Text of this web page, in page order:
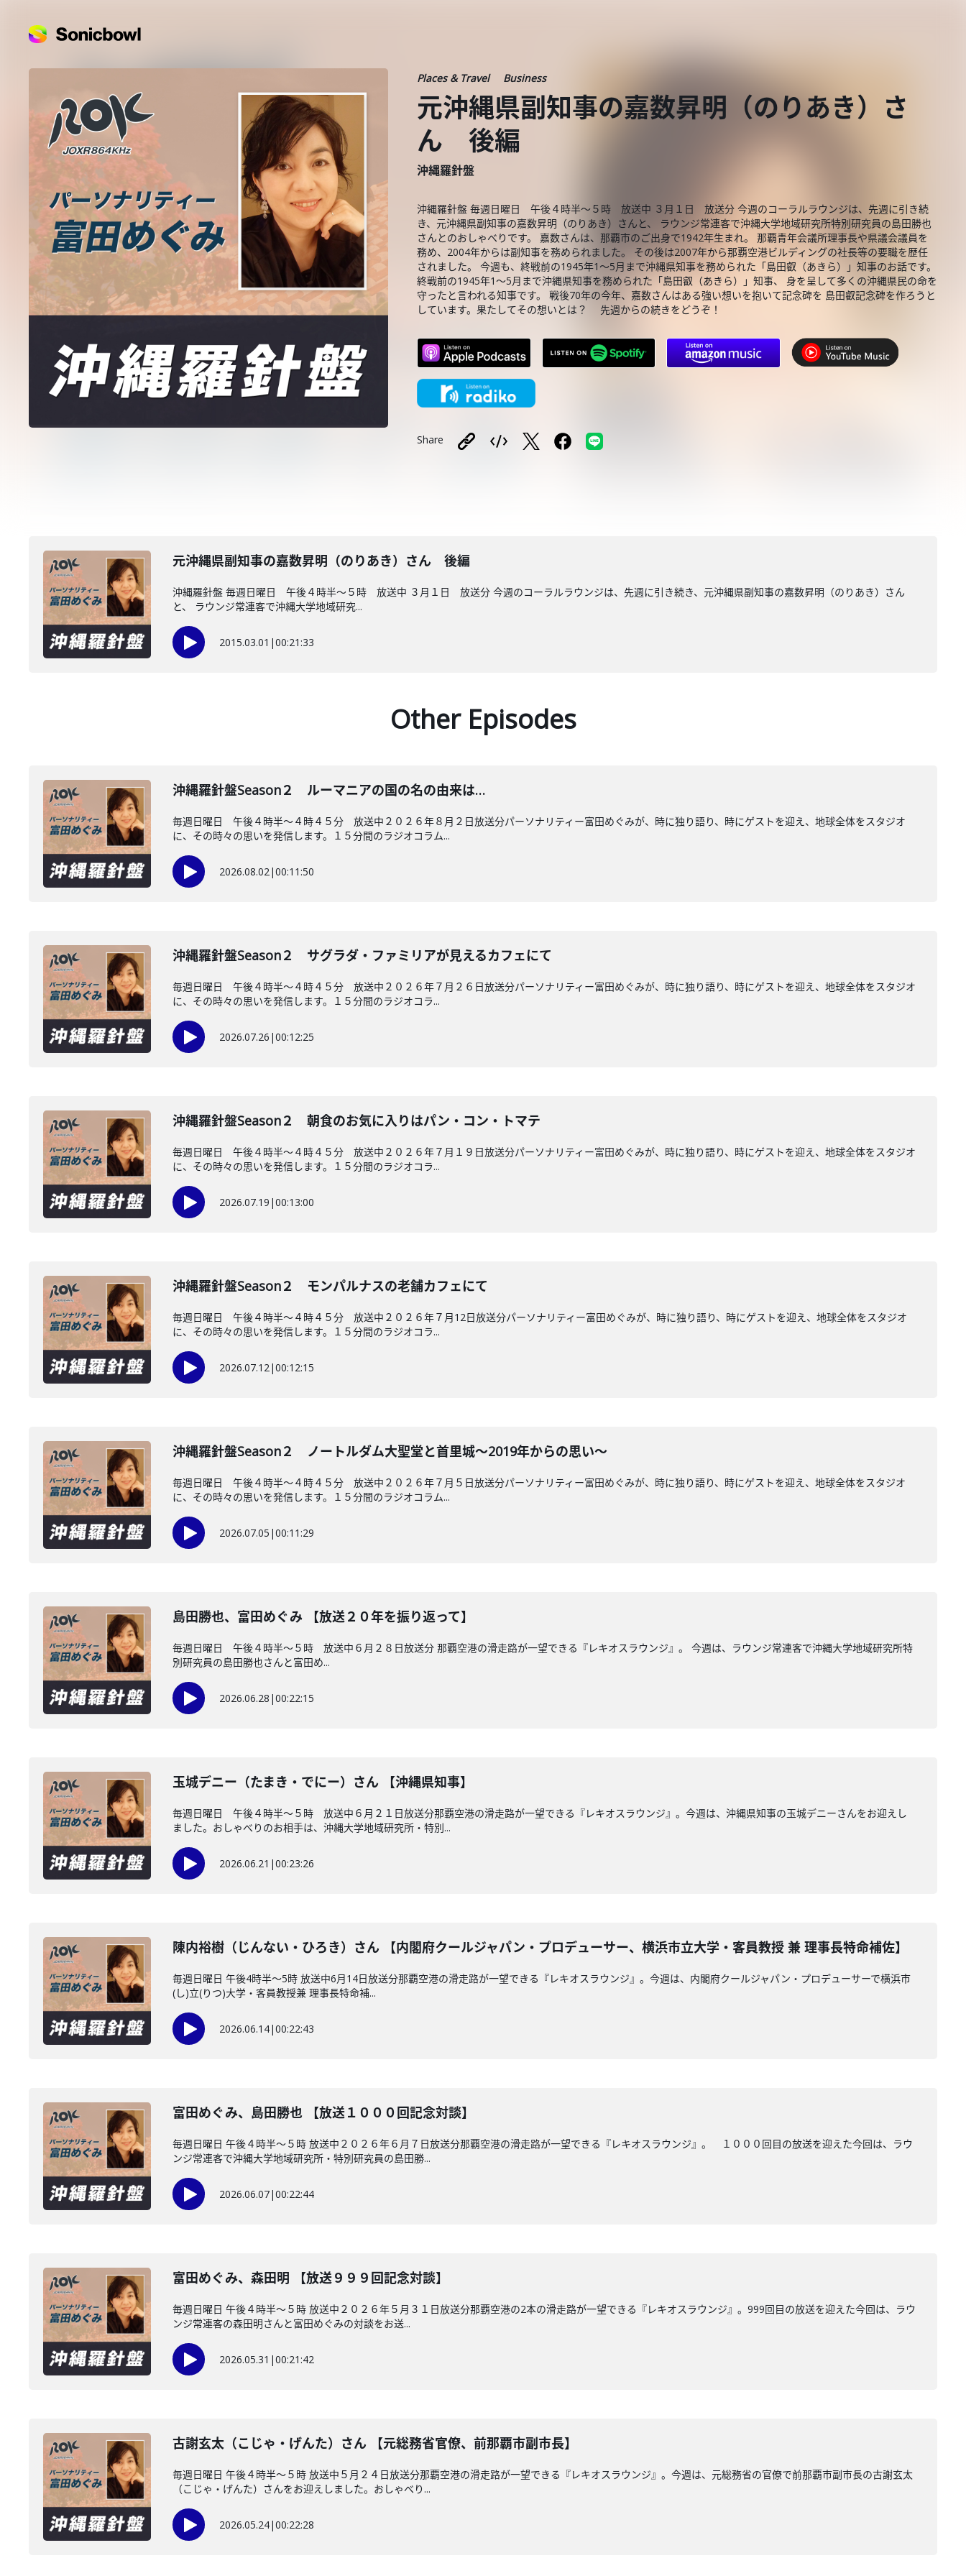
Places & Travel Business
元沖縄県副知事の嘉数昇明（のりあき）さ
ん 後編
沖縄羅針盤
沖縄羅針盤 毎週日曜日 午後４時半～５時 放送中 ３月１日 放送分 今週のコーラルラウンジは、先週に引き続
き、元沖縄県副知事の嘉数昇明（のりあき）さんと、 ラウンジ常連客で沖縄大学地域研究所特別研究員の島田勝也
さんとのおしゃべりです。 嘉数さんは、那覇市のご出身で1942年生まれ。 那覇青年会議所理事長や県議会議員を
務め、2004年からは副知事を務められました。 その後は2007年から那覇空港ビルディングの社長等の要職を歴任
されました。 今週も、終戦前の1945年1～5月まで沖縄県知事を務められた「島田叡（あきら）」知事のお話です。
終戦前の1945年1～5月まで沖縄県知事を務められた「島田叡（あきら）」知事、 身を呈して多くの沖縄県民の命を
守ったと言われる知事です。 戦後70年の今年、嘉数さんはある強い想いを抱いて記念碑を 島田叡記念碑を作ろうと
しています。果たしてその想いとは？ 先週からの続きをどうぞ！
Share
元沖縄県副知事の嘉数昇明（のりあき）さん 後編
沖縄羅針盤 毎週日曜日 午後４時半～５時 放送中 ３月１日 放送分 今週のコーラルラウンジは、先週に引き続き、元沖縄県副知事の嘉数昇明（のりあき）さん
と、 ラウンジ常連客で沖縄大学地域研究...
2015.03.01 |00:21:33
Other Episodes
沖縄羅針盤Season２ ルーマニアの国の名の由来は…
毎週日曜日 午後４時半～４時４５分 放送中２０２６年８月２日放送分パーソナリティー富田めぐみが、時に独り語り、時にゲストを迎え、地球全体をスタジオ
に、その時々の思いを発信します。１５分間のラジオコラム...
2026.08.02|00:11:50
沖縄羅針盤Season２ サグラダ・ファミリアが見えるカフェにて
毎週日曜日 午後４時半～４時４５分 放送中２０２６年７月２６日放送分パーソナリティー富田めぐみが、時に独り語り、時にゲストを迎え、地球全体をスタジオ
に、その時々の思いを発信します。１５分間のラジオコラ...
2026.07.26 |00:12:25
沖縄羅針盤Season２ 朝食のお気に入りはパン・コン・トマテ
毎週日曜日 午後４時半～４時４５分 放送中２０２６年７月１９日放送分パーソナリティー富田めぐみが、時に独り語り、時にゲストを迎え、地球全体をスタジオ
に、その時々の思いを発信します。１５分間のラジオコラ...
2026.07.19 |00:13:00
沖縄羅針盤Season２ モンパルナスの老舗カフェにて
毎週日曜日 午後４時半～４時４５分 放送中２０２６年７月12日放送分パーソナリティー富田めぐみが、時に独り語り、時にゲストを迎え、地球全体をスタジオ
に、その時々の思いを発信します。１５分間のラジオコラ...
2026.07.12|00:12:15
沖縄羅針盤Season２ ノートルダム大聖堂と首里城～2019年からの思い～
毎週日曜日 午後４時半～４時４５分 放送中２０２６年７月５日放送分パーソナリティー富田めぐみが、時に独り語り、時にゲストを迎え、地球全体をスタジオ
に、その時々の思いを発信します。１５分間のラジオコラム...
2026.07.05 |00:11:29
島田勝也、富田めぐみ 【放送２０年を振り返って】
毎週日曜日 午後４時半～５時 放送中６月２８日放送分 那覇空港の滑走路が一望できる『レキオスラウンジ』。 今週は、ラウンジ常連客で沖縄大学地域研究所特
別研究員の島田勝也さんと富田め...
2026.06.28 |00:22:15
玉城デニー（たまき・でにー）さん 【沖縄県知事】
毎週日曜日 午後４時半～５時 放送中６月２１日放送分那覇空港の滑走路が一望できる『レキオスラウンジ』。今週は、沖縄県知事の玉城デニーさんをお迎えし
ました。おしゃべりのお相手は、沖縄大学地域研究所・特別...
2026.06.21 |00:23:26
陳内裕樹（じんない・ひろき）さん 【内閣府クールジャパン・プロデューサー、横浜市立大学・客員教授 兼 理事長特命補佐】
毎週日曜日 午後4時半～5時 放送中6月14日放送分那覇空港の滑走路が一望できる『レキオスラウンジ』。今週は、内閣府クールジャパン・プロデューサーで横浜市
(し)立(りつ)大学・客員教授兼 理事長特命補...
2026.06.14|00:22:43
富田めぐみ、島田勝也 【放送１０００回記念対談】
毎週日曜日 午後４時半～５時 放送中２０２６年６月７日放送分那覇空港の滑走路が一望できる『レキオスラウンジ』。 １０００回目の放送を迎えた今回は、ラウ
ンジ常連客で沖縄大学地域研究所・特別研究員の島田勝...
2026.06.07|00:22:44
富田めぐみ、森田明 【放送９９９回記念対談】
毎週日曜日 午後４時半～５時 放送中２０２６年５月３１日放送分那覇空港の2本の滑走路が一望できる『レキオスラウンジ』。999回目の放送を迎えた今回は、ラウ
ンジ常連客の森田明さんと富田めぐみの対談をお送...
2026.05.31 |00:21:42
古謝玄太（こじゃ・げんた）さん 【元総務省官僚、前那覇市副市長】
毎週日曜日 午後４時半～５時 放送中５月２４日放送分那覇空港の滑走路が一望できる『レキオスラウンジ』。今週は、元総務省の官僚で前那覇市副市長の古謝玄太
（こじゃ・げんた）さんをお迎えしました。おしゃべり...
2026.05.24|00:22:28